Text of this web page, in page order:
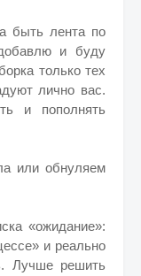
быть лента по
и буду
только тех
лично вас.
и пополнять
или обнуляем
«ожидание»:
и реально
Лучше решить